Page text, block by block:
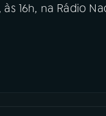
16h, na Rádio